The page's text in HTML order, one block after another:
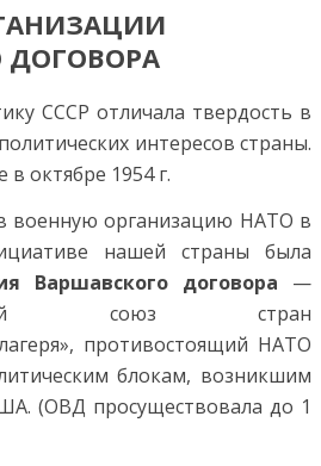
ДОГОВОРА
СССР отличала твердость в
интересов страны.
октябре 1954 г.
военную организацию НАТО в
нашей страны была
Варшавского договора —
союз стран
противостоящий НАТО
блокам, возникшим
(ОВД просуществовала до 1